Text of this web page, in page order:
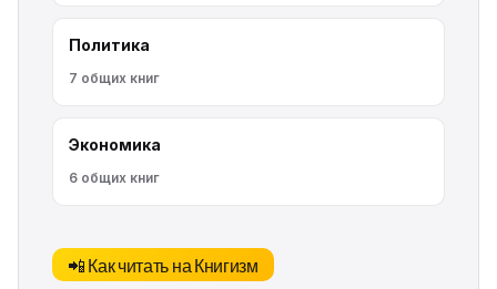
Политика
7 общих книг
Экономика
6 общих книг
📲 Как читать на Книгизм